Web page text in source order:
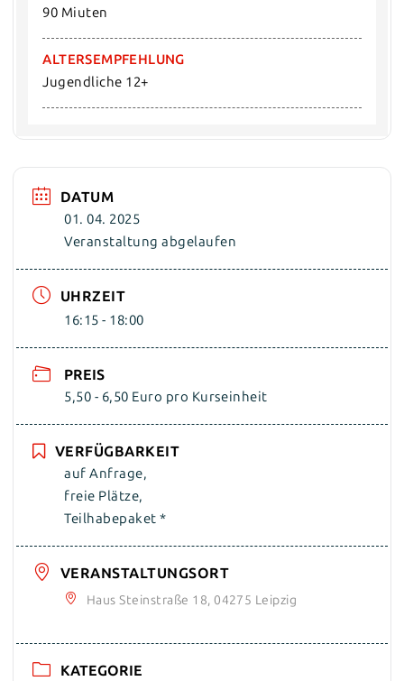
90 Miuten
ALTERSEMPFEHLUNG
Jugendliche 12+
DATUM
01. 04. 2025
Veranstaltung abgelaufen
UHRZEIT
16:15 - 18:00
PREIS
5,50 - 6,50 Euro pro Kurseinheit
VERFÜGBARKEIT
auf Anfrage,
freie Plätze,
Teilhabepaket *
VERANSTALTUNGSORT
Haus Steinstraße 18, 04275 Leipzig
KATEGORIE